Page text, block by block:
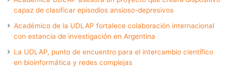
capaz de clasificar episodios ansioso-depresivos
Académico de la UDLAP fortalece colaboración internacional
con estancia de investigación en Argentina
La UDLAP, punto de encuentro para el intercambio científico
en bioinformática y redes complejas